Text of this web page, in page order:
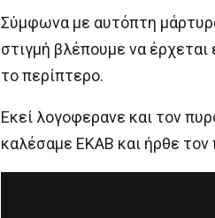
Σύμφωνα με αυτόπτη
στιγμή βλέπουμε να έρχεται
το περίπτερο.
Εκεί λογοφερανε και τον
καλέσαμε ΕΚΑΒ και ήρθε τον